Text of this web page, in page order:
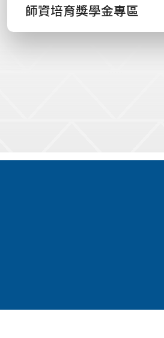
師資培育獎學金專區